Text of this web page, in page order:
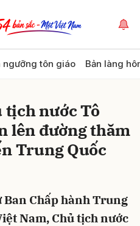
ngưỡng tôn giáo Bản làng
tịch nước Tô
lên đường thăm
Trung Quốc
Ban Chấp hành Trung
Nam, Chủ tịch nước